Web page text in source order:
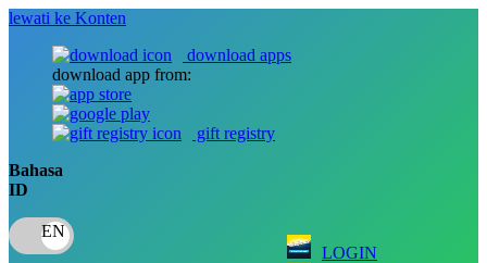
lewati ke Konten
download apps
download app from:
gift registry
Bahasa
ID
LOGIN